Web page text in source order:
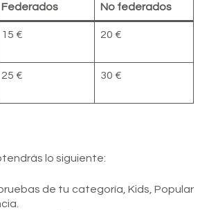
Federados No federados
15 € 20 €
25 € 30 €
lo siguiente:
de tu categoría, Kids, Popular